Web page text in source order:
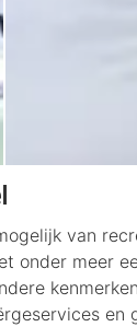
van
onder meer
en